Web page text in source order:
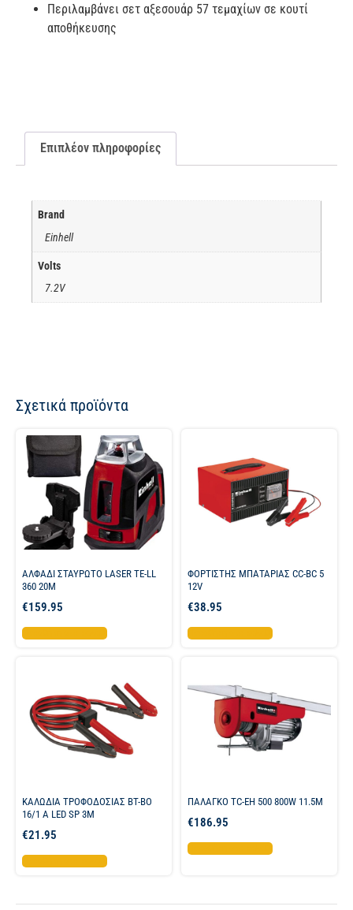
Περιλαμβάνει σετ αξεσουάρ 57 τεμαχίων σε κουτί
αποθήκευσης
Επιπλέον πληροφορίες
Brand
Einhell
Volts
7.2V
Σχετικά προϊόντα
ΑΛΦΑΔΙ ΣΤΑΥΡΩΤΟ LASER TE-LL
360 20M
€159.95
Προσθήκη στο καλάθι
ΦΟΡΤΙΣΤΗΣ ΜΠΑΤΑΡΙΑΣ CC-BC 5
12V
€38.95
Προσθήκη στο καλάθι
ΚΑΛΩΔΙΑ ΤΡΟΦΟΔΟΣΙΑΣ BT-BO
16/1 A LED SP 3M
€21.95
Προσθήκη στο καλάθι
ΠΑΛΑΓΚΟ TC-EH 500 800W 11.5M
€186.95
Προσθήκη στο καλάθι